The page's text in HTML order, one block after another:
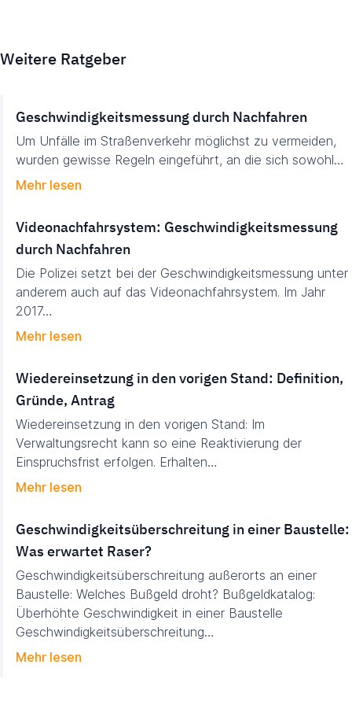
Weitere Ratgeber
Geschwindigkeitsmessung durch Nachfahren
Um Unfälle im Straßenverkehr möglichst zu vermeiden,
wurden gewisse Regeln eingeführt, an die sich sowohl…
Mehr lesen
Videonachfahrsystem: Geschwindigkeitsmessung
durch Nachfahren
Die Polizei setzt bei der Geschwindigkeitsmessung unter
anderem auch auf das Videonachfahrsystem. Im Jahr
2017…
Mehr lesen
Wie­der­ein­set­zung in den vo­ri­gen Stand: De­fi­ni­tion,
Grün­de, An­trag
Wiedereinsetzung in den vorigen Stand: Im
Verwaltungsrecht kann so eine Reaktivierung der
Einspruchsfrist erfolgen. Erhalten…
Mehr lesen
Ge­schwin­dig­keits­über­schrei­tung in ei­ner Bau­stel­le:
Was er­war­tet Raser?
Geschwindigkeitsüberschreitung außerorts an einer
Baustelle: Welches Bußgeld droht? Buß­­­­geldkatalog:
Überhöhte Geschwindigkeit in einer Baustelle
Geschwindigkeitsüberschreitung…
Mehr lesen